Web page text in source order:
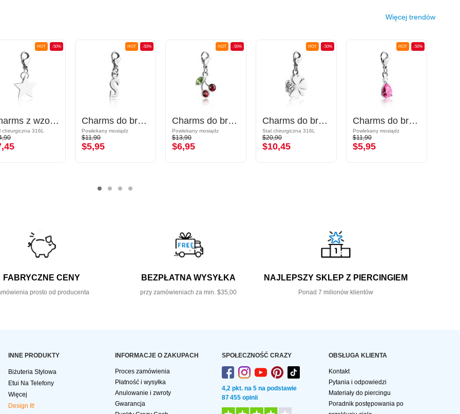
Więcej trendów
-50%
HOT
Charms z wzorem gwiazdy
chirurgiczna 316L
-50%
HOT
Charms do bransoletki z literą S
Powlekany mosiądz
$11,90
$5,95
-50%
HOT
Charms do bransoletki z wzorem wisienki i kryształami
Powlekany mosiądz
$13,90
$6,95
-50%
HOT
Charms do bransoletki
Stal chirurgiczna 316L
$20,90
$10,45
-50%
HOT
Charms do bransoletki z kryształem w różnych kolorach
Powlekany mosiądz
$11,90
$5,95
FABRYCZNE CENY
prosto od producenta
BEZPŁATNA WYSYŁKA
przy zamówieniach za min. $35,00
NAJLEPSZY SKLEP Z PIERCINGIEM
Ponad 7 milionów klientów
INNE PRODUKTY
Biżuteria Stylowa
Etui Na Telefony
Więcej
Design It!
INFORMACJE O ZAKUPACH
Proces zamówienia
Płatność i wysyłka
Anulowanie i zwroty
Gwarancja
SPOŁECZNOŚĆ CRAZY
4,2 pkt. na 5 na podstawie
87 455 opinii
OBSŁUGA KLIENTA
Kontakt
Pytania i odpowiedzi
Materiały do piercingu
Poradnik postępowania po